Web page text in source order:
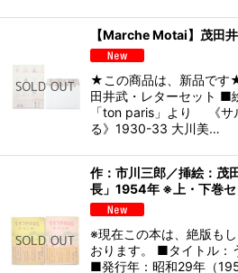
【Marche Motai】茂田
★この商品は、新品で
田井武・レターセット ■
「ton paris」より 《サ
る》1930-33 大川美…
作：市川三郎／挿絵：茂
長」1954年 ※上・下巻セ
※現在この本は、絶版も
おります。 ■タイトル
■発行年：昭和29年（